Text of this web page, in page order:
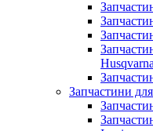
Husqvarna
Запчастини